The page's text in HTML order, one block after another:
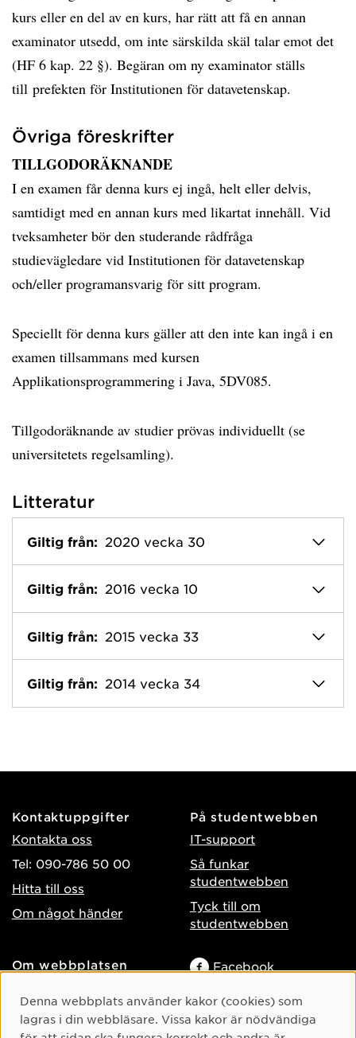
kurs eller en del av en kurs, har rätt att få en annan
examinator utsedd, om inte särskilda skäl talar emot det
(HF 6 kap. 22 §). Begäran om ny examinator ställs
till prefekten för Institutionen för datavetenskap.
Övriga föreskrifter
TILLGODORÄKNANDE
I en examen får denna kurs ej ingå, helt eller delvis,
samtidigt med en annan kurs med likartat innehåll. Vid
tveksamheter bör den studerande rådfråga
studievägledare vid Institutionen för datavetenskap
och/eller programansvarig för sitt program.
Speciellt för denna kurs gäller att den inte kan ingå i en
examen tillsammans med kursen
Applikationsprogrammering i Java, 5DV085.
Tillgodoräknande av studier prövas individuellt (se
universitetets regelsamling).
Litteratur
Giltig från: 2020 vecka 30
Giltig från: 2016 vecka 10
Giltig från: 2015 vecka 33
Giltig från: 2014 vecka 34
Kontaktuppgifter
Kontakta oss
Tel: 090-786 50 00
Hitta till oss
Om något händer
På studentwebben
IT-support
Så funkar
studentwebben
Tyck till om
studentwebben
Om webbplatsen
Behandling av
personuppgifter
Facebook
TikTok
Cookie-samtycke
Denna webbplats använder kakor (cookies) som
lagras i din webbläsare. Vissa kakor är nödvändiga